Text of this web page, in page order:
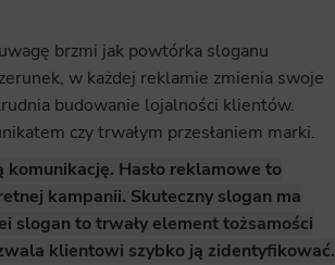
brzmi jak powtórka sloganu
w każdej reklamie zmienia swoje
budowanie lojalności klientów.
czy trwałym przesłaniem marki.
Hasło reklamowe to
kampanii. Skuteczny slogan ma
slogan to trwały element tożsamości
klientowi szybko ją zidentyfikować.